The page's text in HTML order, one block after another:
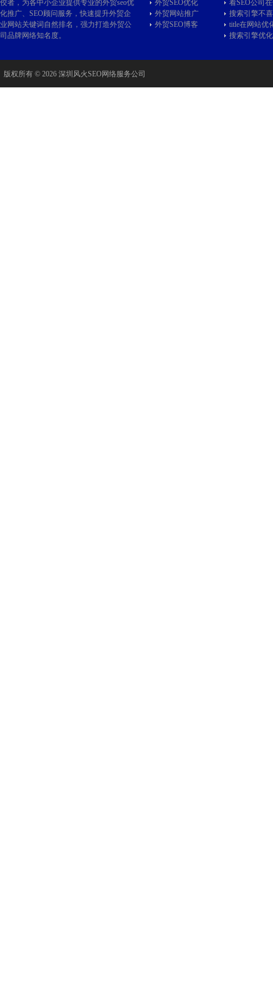
佼者，为各中小企业提供专业的外贸seo优
化推广、SEO顾问服务，快速提升外贸企
业网站关键词自然排名，强力打造外贸公
司品牌网络知名度。
外贸SEO优化
外贸网站推广
外贸SEO博客
看SEO公司
搜索引擎不
title在网站优
搜索引擎优
版权所有 © 2026 深圳风火SEO网络服务公司